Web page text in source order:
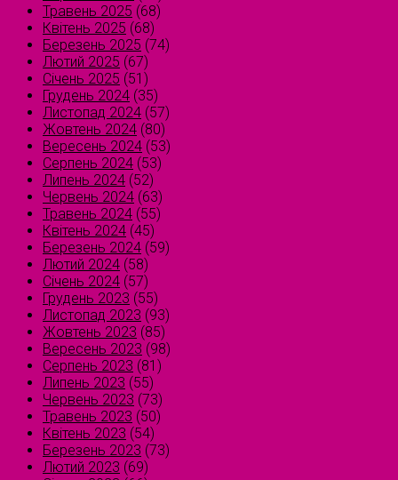
Травень 2025 (68)
Квітень 2025 (68)
Березень 2025 (74)
Лютий 2025 (67)
Січень 2025 (51)
Грудень 2024 (35)
Листопад 2024 (57)
Жовтень 2024 (80)
Вересень 2024 (53)
Серпень 2024 (53)
Липень 2024 (52)
Червень 2024 (63)
Травень 2024 (55)
Квітень 2024 (45)
Березень 2024 (59)
Лютий 2024 (58)
Січень 2024 (57)
Грудень 2023 (55)
Листопад 2023 (93)
Жовтень 2023 (85)
Вересень 2023 (98)
Серпень 2023 (81)
Липень 2023 (55)
Червень 2023 (73)
Травень 2023 (50)
Квітень 2023 (54)
Березень 2023 (73)
Лютий 2023 (69)